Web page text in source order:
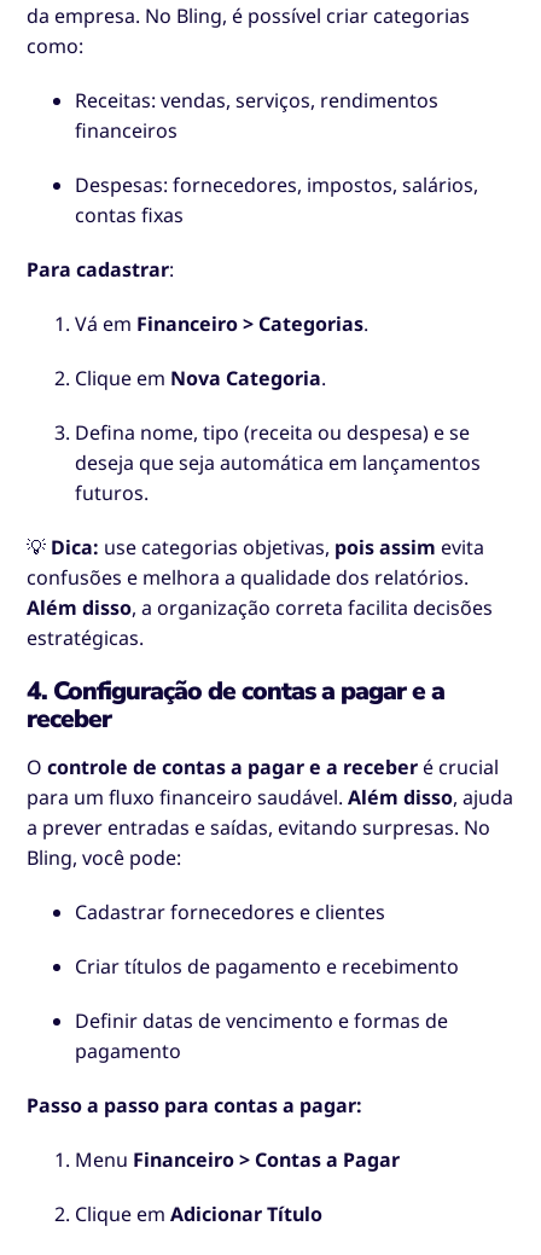
da empresa. No Bling, é possível criar categorias
como:
Receitas: vendas, serviços, rendimentos
financeiros
Despesas: fornecedores, impostos, salários,
contas fixas
Para cadastrar:
Vá em Financeiro > Categorias.
Clique em Nova Categoria.
Defina nome, tipo (receita ou despesa) e se
deseja que seja automática em lançamentos
futuros.
💡 Dica: use categorias objetivas, pois assim evita
confusões e melhora a qualidade dos relatórios.
Além disso, a organização correta facilita decisões
estratégicas.
4. Configuração de contas a pagar e a
receber
Ocontrole de contas a pagar e a receberé crucial
para um fluxo financeiro saudável.Além disso, ajuda
a prever entradas e saídas, evitando surpresas. No
Bling, você pode:
Cadastrar fornecedores e clientes
Criar títulos de pagamento e recebimento
Definir datas de vencimento e formas de
pagamento
Passo a passo para contas a pagar:
Menu Financeiro > Contas a Pagar
Clique emAdicionar Título